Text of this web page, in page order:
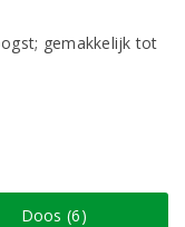
gemakkelijk tot
Doos (6)